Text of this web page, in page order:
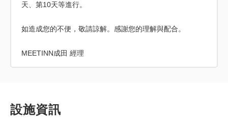
天、第10天等進行。
如造成您的不便，敬請諒解。感謝您的理解與配合。
MEETINN成田 經理
設施資訊